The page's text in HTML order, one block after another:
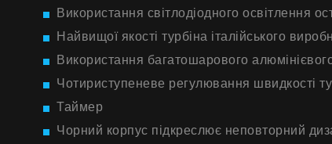
Використання світлодіодного освітлення
Найвищої якості турбіна італійського
Використання багатошарового
Чотириступеневе регулювання швидкості
Таймер
Чорний корпус підкреслює неповторний